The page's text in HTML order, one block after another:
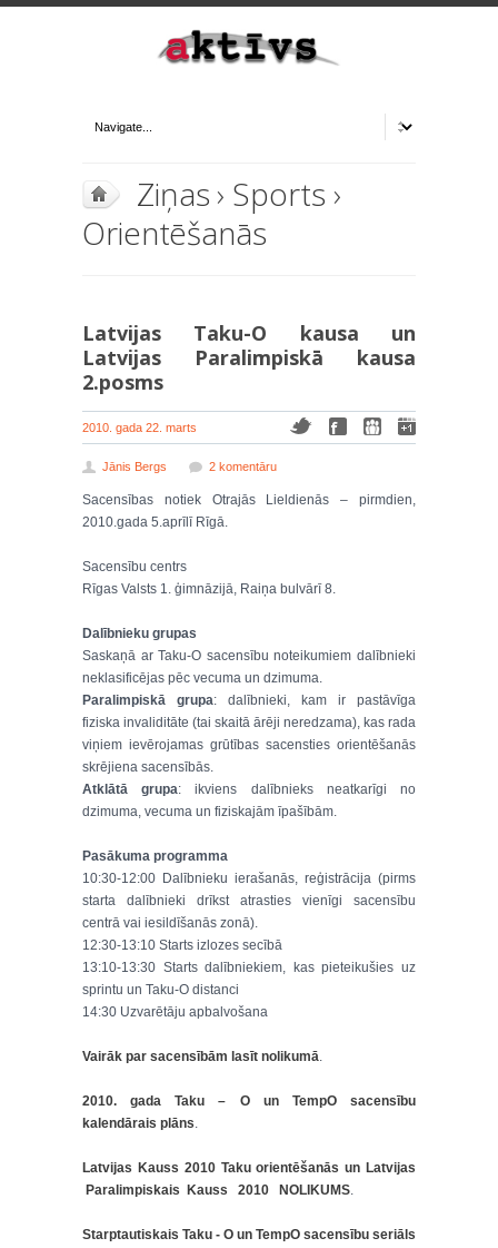
Ziņas› Sports ›
Orientēšanās
Latvijas Taku-O kausa un
Latvijas Paralimpiskā kausa
2.posms
2010. gada 22. marts
Jānis Bergs 2 komentāru
Sacensības notiek Otrajās Lieldienās – pirmdien,
2010.gada 5.aprīlī Rīgā.
Sacensību centrs
Rīgas Valsts 1. ģimnāzijā, Raiņa bulvārī 8.
Dalībnieku grupas
Saskaņā ar Taku-O sacensību noteikumiem dalībnieki
neklasificējas pēc vecuma un dzimuma.
Paralimpiskā grupa: dalībnieki, kam ir pastāvīga
fiziska invaliditāte (tai skaitā ārēji neredzama), kas rada
viņiem ievērojamas grūtības sacensties orientēšanās
skrējiena sacensībās.
Atklātā grupa: ikviens dalībnieks neatkarīgi no
dzimuma, vecuma un fiziskajām īpašībām.
Pasākuma programma
10:30-12:00 Dalībnieku ierašanās, reģistrācija (pirms
starta dalībnieki drīkst atrasties vienīgi sacensību
centrā vai iesildīšanās zonā).
12:30-13:10 Starts izlozes secībā
13:10-13:30 Starts dalībniekiem, kas pieteikušies uz
sprintu un Taku-O distanci
14:30 Uzvarētāju apbalvošana
Vairāk par sacensībām lasīt nolikumā.
2010. gada Taku – O un TempO sacensību
kalendārais plāns.
Latvijas Kauss 2010 Taku orientēšanās un Latvijas
Paralimpiskais Kauss 2010 NOLIKUMS.
Starptautiskais Taku - O un TempO sacensību seriāls